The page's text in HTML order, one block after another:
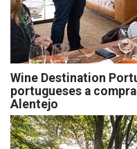
Wine Destination
portugueses a
Alentejo